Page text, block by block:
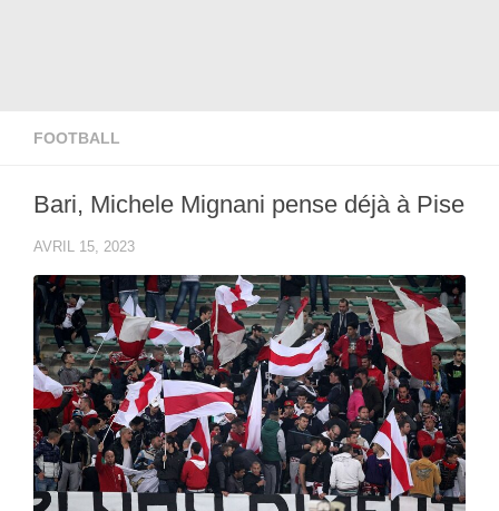
FOOTBALL
Bari, Michele Mignani pense déjà à Pise
AVRIL 15, 2023